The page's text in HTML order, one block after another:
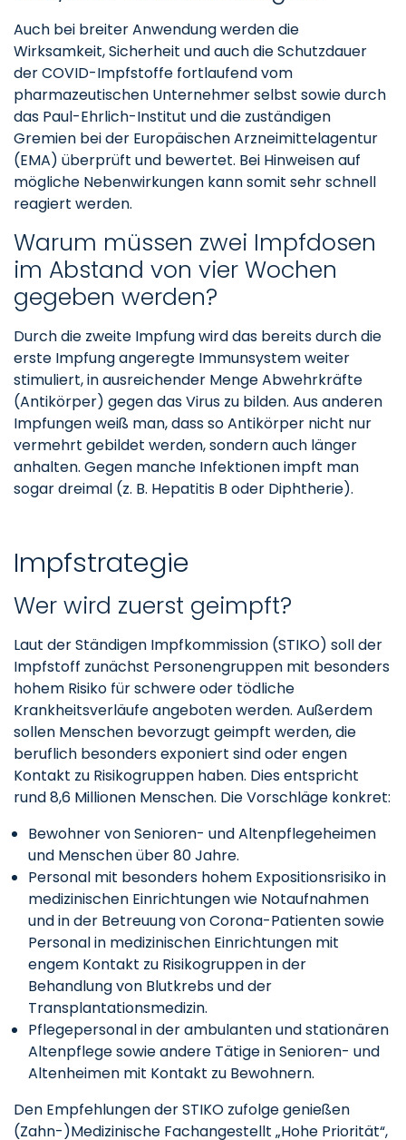
Auch bei breiter Anwendung werden die
Wirksamkeit, Sicherheit und auch die Schutzdauer
der COVID-Impfstoffe fortlaufend vom
pharmazeutischen Unternehmer selbst sowie durch
das Paul-Ehrlich-Institut und die zuständigen
Gremien bei der Europäischen Arzneimittelagentur
(EMA) überprüft und bewertet. Bei Hinweisen auf
mögliche Nebenwirkungen kann somit sehr schnell
reagiert werden.
Warum müssen zwei Impfdosen
im Abstand von vier Wochen
gegeben werden?
Durch die zweite Impfung wird das bereits durch die
erste Impfung angeregte Immunsystem weiter
stimuliert, in ausreichender Menge Abwehrkräfte
(Antikörper) gegen das Virus zu bilden. Aus anderen
Impfungen weiß man, dass so Antikörper nicht nur
vermehrt gebildet werden, sondern auch länger
anhalten. Gegen manche Infektionen impft man
sogar dreimal (z. B. Hepatitis B oder Diphtherie).
Impfstrategie
Wer wird zuerst geimpft?
Laut der Ständigen Impfkommission (STIKO) soll der
Impfstoff zunächst Personengruppen mit besonders
hohem Risiko für schwere oder tödliche
Krankheitsverläufe angeboten werden. Außerdem
sollen Menschen bevorzugt geimpft werden, die
beruflich besonders exponiert sind oder engen
Kontakt zu Risikogruppen haben. Dies entspricht
rund 8,6 Millionen Menschen. Die Vorschläge konkret:
Bewohner von Senioren- und Altenpflegeheimen
und Menschen über 80 Jahre.
Personal mit besonders hohem Expositionsrisiko in
medizinischen Einrichtungen wie Notaufnahmen
und in der Betreuung von Corona-Patienten sowie
Personal in medizinischen Einrichtungen mit
engem Kontakt zu Risikogruppen in der
Behandlung von Blutkrebs und der
Transplantationsmedizin.
Pflegepersonal in der ambulanten und stationären
Altenpflege sowie andere Tätige in Senioren- und
Altenheimen mit Kontakt zu Bewohnern.
Den Empfehlungen der STIKO zufolge genießen
(Zahn-)Medizinische Fachangestellt „Hohe Priorität“,